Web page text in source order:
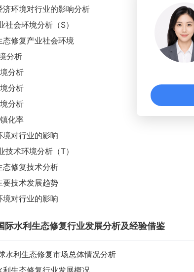
济环境对行业的影响分析
社会环境分析（S）
态修复产业社会环境
分析
分析
分析
分析
化率
境对行业的影响
技术环境分析（T）
态修复技术分析
要技术发展趋势
境对行业的影响
际水利生态修复行业发展分析及经验借鉴
水利生态修复市场总体情况分析
利生态修复行业发展概况